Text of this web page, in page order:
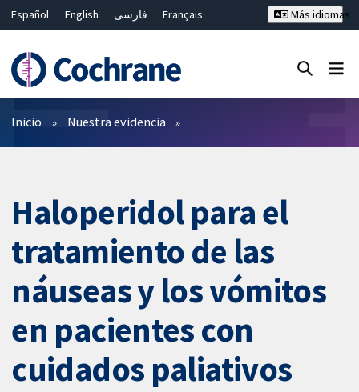
Español English فارسی
Français
Bahasa Malaysia
ไทย 繁體中文
Más idiomas
Filtros
Inicio Nuestra evidencia
Haloperidol para el
tratamiento de las
náuseas y los vómitos
en pacientes con
cuidados paliativos